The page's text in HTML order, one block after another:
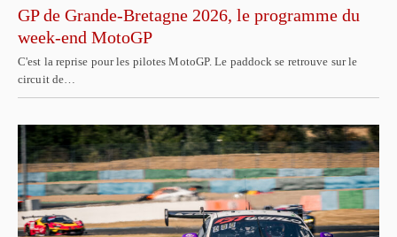
GP de Grande-Bretagne 2026, le programme du
week-end MotoGP
C'est la reprise pour les pilotes MotoGP. Le paddock se retrouve sur le
circuit de…